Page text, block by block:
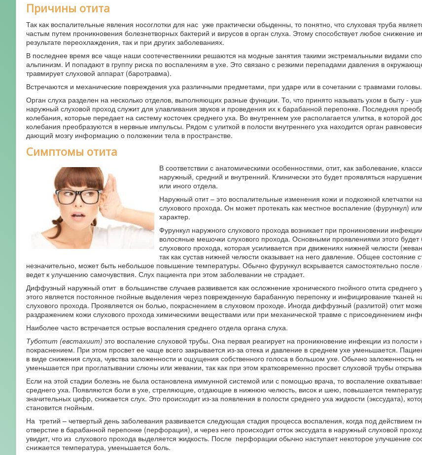
Причины отита
Так как воспалительные явления носоглотки для нас уже практически обыденны, то понятно, что слуховая труба
частым путем проникновения болезнетворных бактерий и вирусов в орган слуха. Этому способствует любое снижение
результате переохлаждения, так и при других заболеваниях.
В последнее время все чаще наши соотечественники решаются на модные занятия такими экстремальными видами
альпинизм. И попадают в группу риска по воспалениям в ухе. Это связано с резкими перепадами давления в
травмирует слуховой аппарат (баротравма).
Встречаются и механические повреждения уха различными предметами, при ударе или в сочетании с травмами головы.
Орган слуха разделен на несколько отделов, выполняющих разные функции. То, что принято называть ухом в быту -
наружный слуховой проход служит для улавливания звуков и проведения их к барабанной перепонке. Последняя
колебания, которые передает на систему косточек среднего уха. Во внутреннем ухе располагается улитка, в которой
колебания преобразуются в нервные импульсы. Рядом с улиткой в полости внутреннего уха находится орган
дающий мозгу информацию о положении тела в пространстве.
Симптомы отита
В соответствии с анатомическими особенностями, отит, как заболевание,
наружный, средний и внутренний. Клинически это будет проявляться
или иного отдела.
Наружный отит – это воспалительные изменения кожи и подкожной клетчатки
слухового прохода. Он может протекать как местное воспаление (фурункул)
характер.
Фурункул наружного слухового прохода возникает при проникновении
волосяные мешочки слухового прохода. Основными проявлениями этого будет
слухового прохода, которая усиливается при движениях нижней челюсти
так как сустав нижней челюсти оказывает на него давление. Общее состояние
незначительно, может быть небольшое повышение температуры. Обычно фурункул вскрывается самостоятельно после
ведет к улучшению самочувствия. Слух пациента при этом заболевании не страдает.
Диффузный наружный отит в большинстве случаев развивается как осложнение хронического гнойного отита среднего
этого является постоянное гнойные выделения через поврежденную барабанную перепонку и инфицирование тканей
слухового прохода. Проявляется он болью, покраснением в слуховом проходе. Иногда диффузный (разлитой) отит
раздражением кожи слухового прохода химическими веществами или при механической травме с присоединением
Наиболее часто встречается острые воспаления среднего отдела органа слуха.
Туботит (евстахиит) это воспаление слуховой трубы. Она первая реагирует на проникновение инфекции из полости
покраснением. При этом просвет ее чаще всего закрывается из-за отека и давление в среднем ухе уменьшается.
в виде снижения слуха, чувства заложенности и ощущения собственного голоса в большом ухе. Обычно заложенность
уменьшается при проглатывании слюны или жевании, так как при этом кратковременно просвет слуховой трубы
Если на этой стадии болезнь не была остановлена иммунной системой или с помощью врача, то воспаление
среднего уха. Появляются боли в ухе, стреляющие, отдающие в нижнюю челюсть, висок и шею, повышается
значительных цифр, снижается слух. Это происходит из-за появления в полости среднего уха жидкости (экссудата),
становится гнойным.
На третий – четвертый день заболевания развивается следующая стадия процесса воспаления, когда под действием
отверстие в барабанной перепонке (перфорация), и через него происходит отток экссудата в наружный слуховой
увидит, что из слухового прохода выделяется жидкость. После перфорации обычно наступает некоторое улучшение
снижается температура, уменьшается боль.